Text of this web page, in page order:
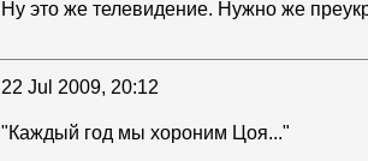
Ну это же телевидение. Нужно же
22 Jul 2009, 20:12
"Каждый год мы хороним Цоя..."